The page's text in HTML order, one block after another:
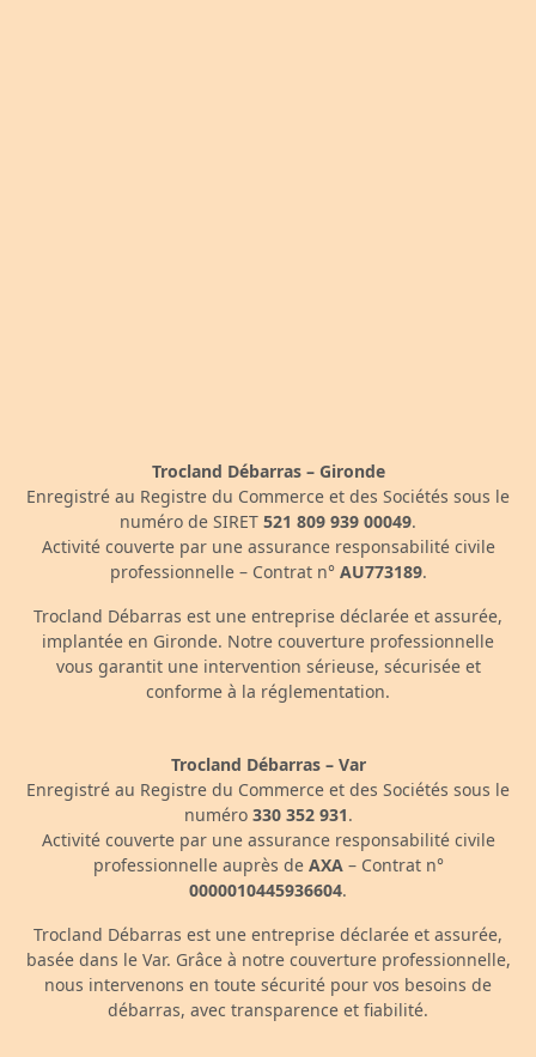
Trocland Débarras – Gironde
Enregistré au Registre du Commerce et des Sociétés sous le
numéro de SIRET 521 809 939 00049.
Activité couverte par une assurance responsabilité civile
professionnelle – Contrat n° AU773189.
Trocland Débarras est une entreprise déclarée et assurée,
implantée en Gironde. Notre couverture professionnelle
vous garantit une intervention sérieuse, sécurisée et
conforme à la réglementation.
Trocland Débarras – Var
Enregistré au Registre du Commerce et des Sociétés sous le
numéro 330 352 931.
Activité couverte par une assurance responsabilité civile
professionnelle auprès de AXA– Contrat n°
0000010445936604.
Trocland Débarras est une entreprise déclarée et assurée,
basée dans le Var. Grâce à notre couverture professionnelle,
nous intervenons en toute sécurité pour vos besoins de
débarras, avec transparence et fiabilité.